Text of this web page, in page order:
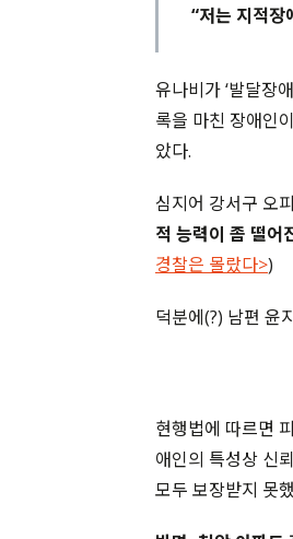
“저는 지적장
유나비가 ‘발달장
록을 마친 장애인
았다.
심지어 강서구 오
적 능력이 좀 떨어
경찰은 몰랐다>)
덕분에(?) 남편 윤
현행법에 따르면
애인의 특성상 신
모두 보장받지 못